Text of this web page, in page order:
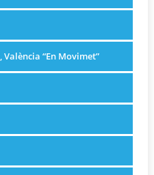
“En Movimet”